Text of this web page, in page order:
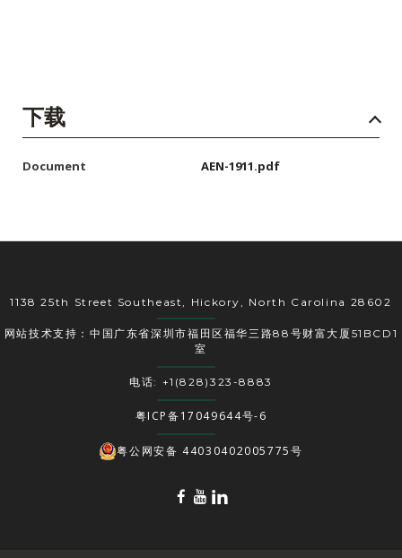
下载
Document AEN-1911.pdf
1138 25th Street Southeast, Hickory, North Carolina 28602
网站技术支持：中国广东省深圳市福田区福华三路88号财富大厦51BCD1
室
电话: +1(828)323-8883
粤ICP备17049644号-6
粤公网安备 44030402005775号